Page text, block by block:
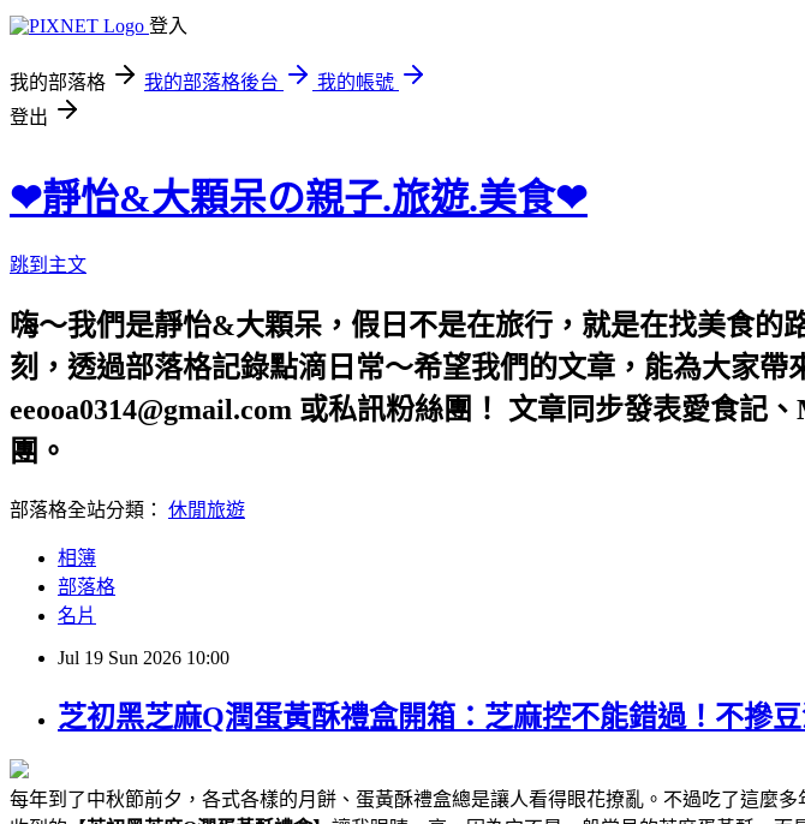
登入
我的部落格 我的部落格後台
我的帳號
登出
❤靜怡&大顆呆の親子.旅遊.美食❤
跳到主文
嗨～我們是靜怡&大顆呆，假日不是在旅行，就是在找美食
刻，透過部落格記錄點滴日常～希望我們的文章，能為大家帶
eeooa0314@gmail.com 或私訊粉絲團！ 文章同步發表愛食
團。
部落格全站分類： 休閒旅遊
相簿
部落格
名片
Jul 19 Sun 2026 10:00
芝初黑芝麻Q潤蛋黃酥禮盒開箱：芝麻控不能錯過！不摻
每年到了中秋節前夕，各式各樣的月餅、蛋黃酥禮盒總是讓人看得眼花撩亂。不過吃了這麼